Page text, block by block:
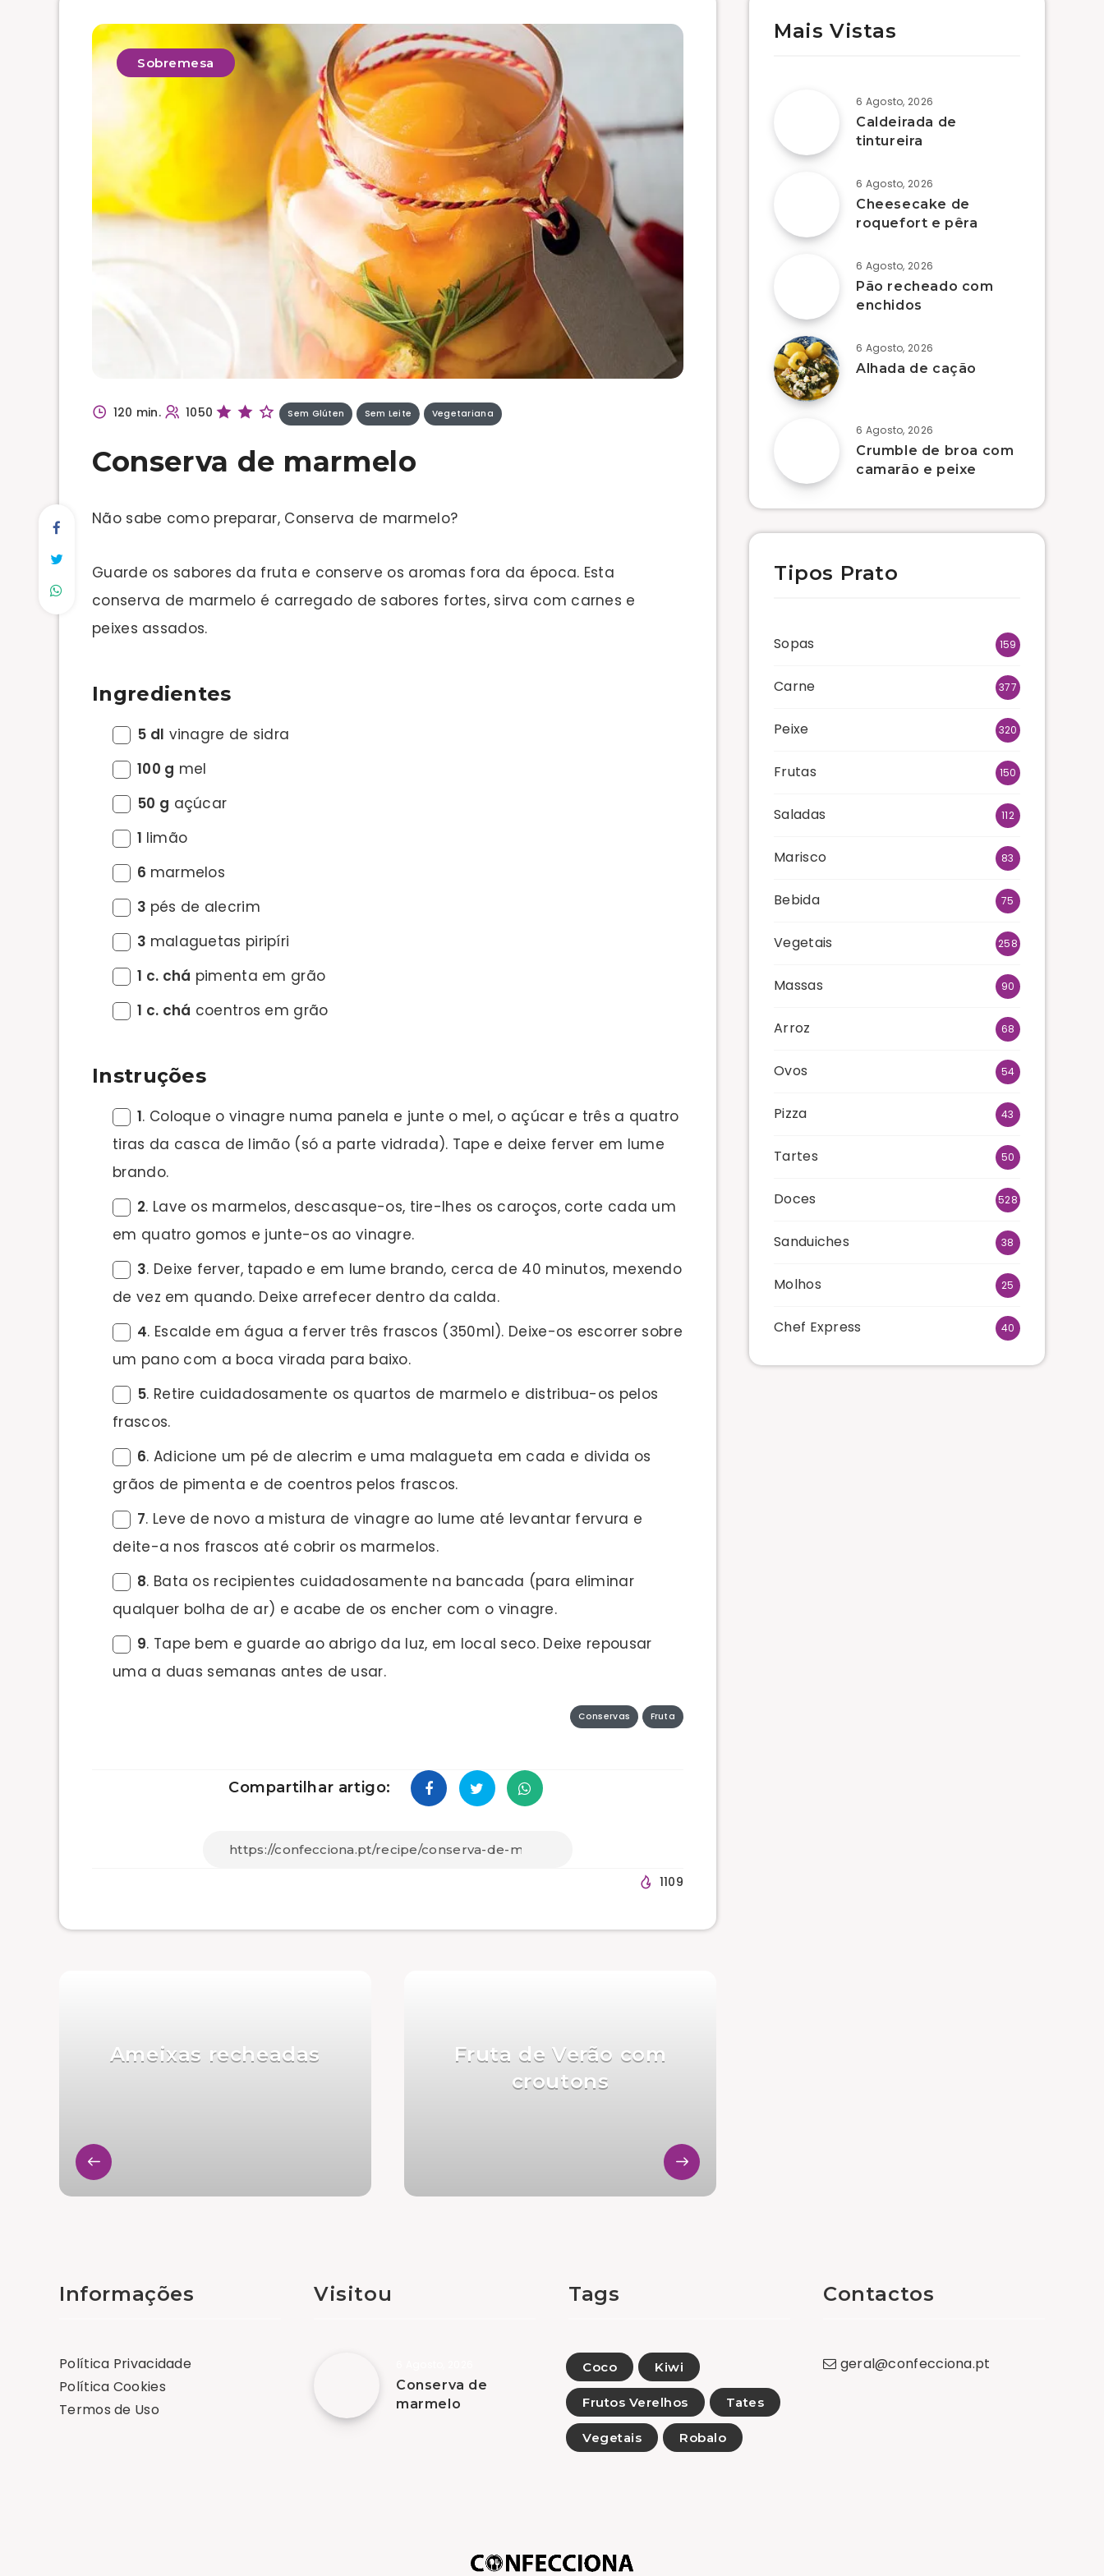
Sobremesa
120 min. 1050 Sem Glúten Sem Leite Vegetariana
Conserva de marmelo
Não sabe como preparar, Conserva de marmelo?
Guarde os sabores da fruta e conserve os aromas fora da época. Esta
conserva de marmelo é carregado de sabores fortes, sirva com carnes e
peixes assados.
Ingredientes
5 dl vinagre de sidra
100 g mel
50 g açúcar
1 limão
6 marmelos
3 pés de alecrim
3 malaguetas piripíri
1 c. chá pimenta em grão
1 c. chá coentros em grão
Instruções
1. Coloque o vinagre numa panela e junte o mel, o açúcar e três a quatro
tiras da casca de limão (só a parte vidrada). Tape e deixe ferver em lume
brando.
2. Lave os marmelos, descasque-os, tire-lhes os caroços, corte cada um
em quatro gomos e junte-os ao vinagre.
3. Deixe ferver, tapado e em lume brando, cerca de 40 minutos, mexendo
de vez em quando. Deixe arrefecer dentro da calda.
4. Escalde em água a ferver três frascos (350ml). Deixe-os escorrer sobre
um pano com a boca virada para baixo.
5. Retire cuidadosamente os quartos de marmelo e distribua-os pelos
frascos.
6. Adicione um pé de alecrim e uma malagueta em cada e divida os
grãos de pimenta e de coentros pelos frascos.
7. Leve de novo a mistura de vinagre ao lume até levantar fervura e
deite-a nos frascos até cobrir os marmelos.
8. Bata os recipientes cuidadosamente na bancada (para eliminar
qualquer bolha de ar) e acabe de os encher com o vinagre.
9. Tape bem e guarde ao abrigo da luz, em local seco. Deixe repousar
uma a duas semanas antes de usar.
Conservas Fruta
Compartilhar artigo:
1109
Fruta de Verão com
croutons
Ameixas recheadas
Mais Vistas
6 Agosto, 2026
Caldeirada de
tintureira
6 Agosto, 2026
Cheesecake de
roquefort e pêra
6 Agosto, 2026
Pão recheado com
enchidos
6 Agosto, 2026
Alhada de cação
6 Agosto, 2026
Crumble de broa com
camarão e peixe
Tipos Prato
Sopas 159
Carne 377
Peixe 320
Frutas 150
Saladas 112
Marisco 83
Bebida 75
Vegetais 258
Massas 90
Arroz 68
Ovos 54
Pizza 43
Tartes 50
Doces 528
Sanduiches 38
Molhos 25
Chef Express 40
Informações
Política Privacidade
Política Cookies
Termos de Uso
Visitou
Conserva de
marmelo
Tags
Coco Kiwi
Frutos Verelhos Tates
Vegetais Robalo
Contactos
geral@confecciona.pt